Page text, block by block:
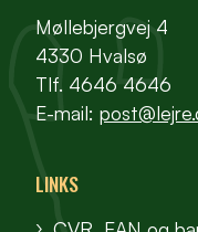
Møllebjergvej 4
4330 Hvalsø
Tlf. 4646 4646
E-mail:
LINKS